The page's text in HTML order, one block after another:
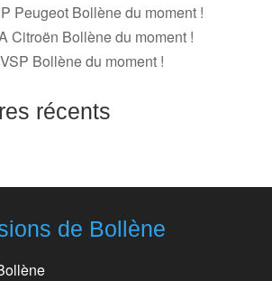
Peugeot Bollène du moment !
Citroën Bollène du moment !
Bollène du moment !
récents
de Bollène